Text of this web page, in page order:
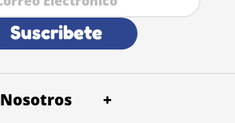
Suscribete
Nosotros
+